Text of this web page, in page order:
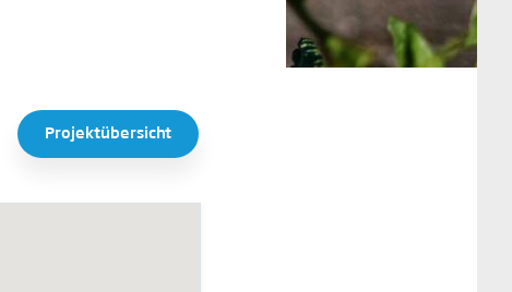
Projektübersicht